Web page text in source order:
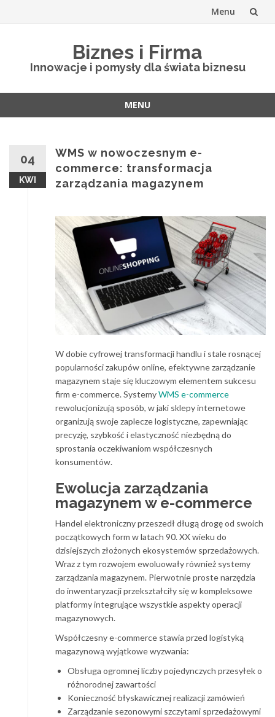
Menu
Biznes i Firma
Innowacje i pomysły dla świata biznesu
MENU
04
KWI
WMS w nowoczesnym e-
commerce: transformacja
zarządzania magazynem
W dobie cyfrowej transformacji handlu i stale rosnącej
popularności zakupów online, efektywne zarządzanie
magazynem staje się kluczowym elementem sukcesu
firm e-commerce. SystemyWMS e-commerce
rewolucjonizują sposób, w jaki sklepy internetowe
organizują swoje zaplecze logistyczne, zapewniając
precyzję, szybkość i elastyczność niezbędną do
sprostania oczekiwaniom współczesnych
konsumentów.
Ewolucja zarządzania
magazynem w e-commerce
Handel elektroniczny przeszedł długą drogę od swoich
początkowych form w latach 90. XX wieku do
dzisiejszych złożonych ekosystemów sprzedażowych.
Wraz z tym rozwojem ewoluowały również systemy
zarządzania magazynem. Pierwotnie proste narzędzia
do inwentaryzacji przekształciły się w kompleksowe
platformy integrujące wszystkie aspekty operacji
magazynowych.
Współczesny e-commerce stawia przed logistyką
magazynową wyjątkowe wyzwania:
Obsługa ogromnej liczby pojedynczych przesyłek o
różnorodnej zawartości
Konieczność błyskawicznej realizacji zamówień
Zarządzanie sezonowymi szczytami sprzedażowymi